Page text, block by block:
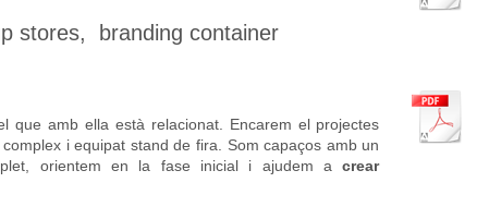
stores, branding container
que amb ella està relacionat. Encarem el projectes
i equipat stand de fira. Som capaços amb un
orientem en la fase inicial i ajudem acrear